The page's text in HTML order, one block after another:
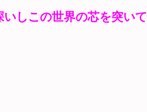
しこの世界の芯を突いて